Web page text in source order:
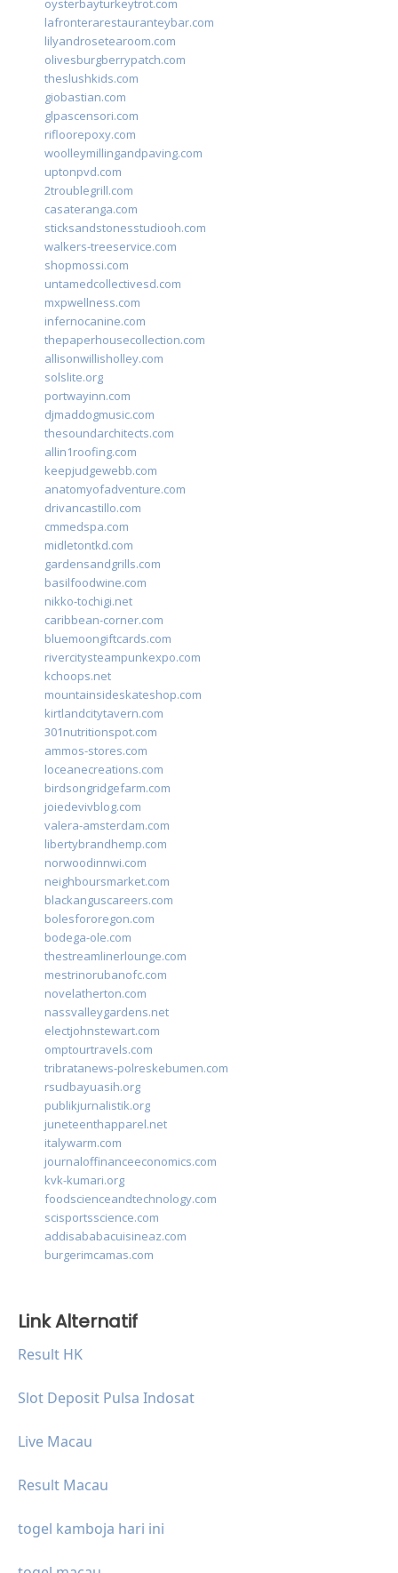
oysterbayturkeytrot.com
lafronterarestauranteybar.com
lilyandrosetearoom.com
olivesburgberrypatch.com
theslushkids.com
giobastian.com
glpascensori.com
rifloorepoxy.com
woolleymillingandpaving.com
uptonpvd.com
2troublegrill.com
casateranga.com
sticksandstonesstudiooh.com
walkers-treeservice.com
shopmossi.com
untamedcollectivesd.com
mxpwellness.com
infernocanine.com
thepaperhousecollection.com
allisonwillisholley.com
solslite.org
portwayinn.com
djmaddogmusic.com
thesoundarchitects.com
allin1roofing.com
keepjudgewebb.com
anatomyofadventure.com
drivancastillo.com
cmmedspa.com
midletontkd.com
gardensandgrills.com
basilfoodwine.com
nikko-tochigi.net
caribbean-corner.com
bluemoongiftcards.com
rivercitysteampunkexpo.com
kchoops.net
mountainsideskateshop.com
kirtlandcitytavern.com
301nutritionspot.com
ammos-stores.com
loceanecreations.com
birdsongridgefarm.com
joiedevivblog.com
valera-amsterdam.com
libertybrandhemp.com
norwoodinnwi.com
neighboursmarket.com
blackanguscareers.com
bolesfororegon.com
bodega-ole.com
thestreamlinerlounge.com
mestrinorubanofc.com
novelatherton.com
nassvalleygardens.net
electjohnstewart.com
omptourtravels.com
tribratanews-polreskebumen.com
rsudbayuasih.org
publikjurnalistik.org
juneteenthapparel.net
italywarm.com
journaloffinanceeconomics.com
kvk-kumari.org
foodscienceandtechnology.com
scisportsscience.com
addisababacuisineaz.com
burgerimcamas.com
Link Alternatif
Result HK
Slot Deposit Pulsa Indosat
Live Macau
Result Macau
togel kamboja hari ini